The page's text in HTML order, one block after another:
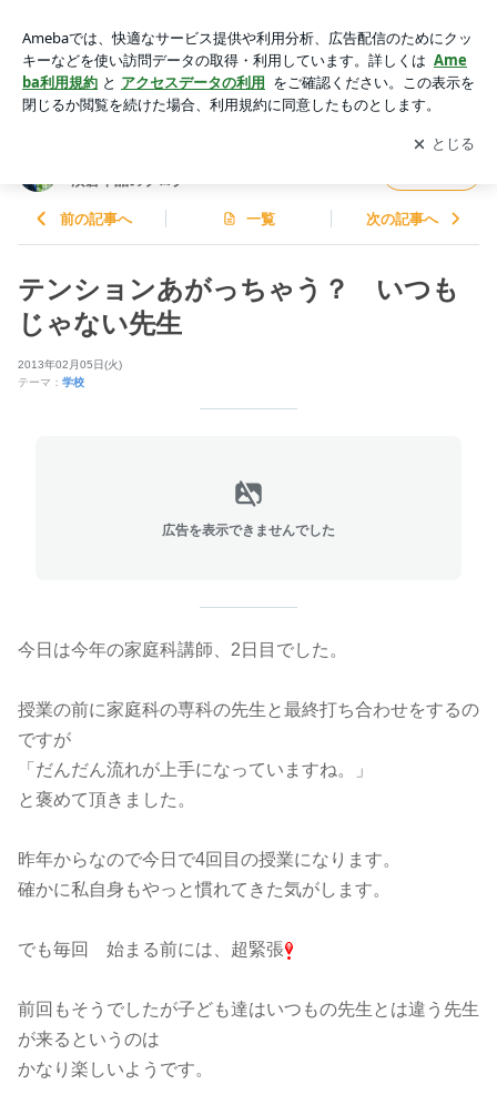
のある人の家族のための相談室 濱倉千晶のブログ
アプリをダウンロードして ブログの更新通知
を受け取りまし
ょう。
開く
濱倉千晶のブログ
前の記事へ 一覧 次の記事へ
テンションあがっちゃう？ いつも
じゃない先生
2013年02月05日(火)
テーマ： 学校
広告を表示できませんでした
今日は今年の家庭科講師、2日目でした。
授業の前に家庭科の専科の先生と最終打ち合わせをするの
ですが
「だんだん流れが上手になっていますね。」
と褒めて頂きました。
昨年からなので今日で4回目の授業になります。
確かに私自身もやっと慣れてきた気がします。
でも毎回 始まる前には、超緊張
前回もそうでしたが子ども達はいつもの先生とは違う先生
が来るというのは
かなり楽しいようです。